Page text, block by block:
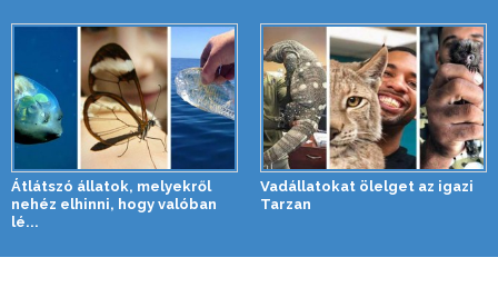
Átlátszó állatok, melyekről
nehéz elhinni, hogy valóban
lé...
Vadállatokat ölelget az igazi
Tarzan